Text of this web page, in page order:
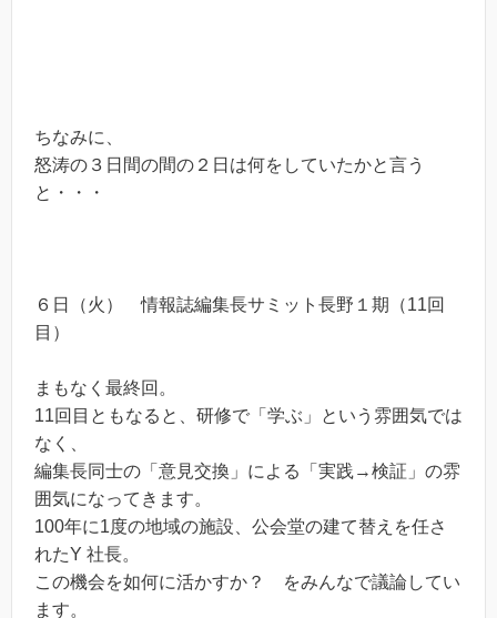
ちなみに、
怒涛の３日間の間の２日は何をしていたかと言う
と・・・
６日（火） 情報誌編集長サミット長野１期（11回
目）
まもなく最終回。
11回目ともなると、研修で「学ぶ」という雰囲気では
なく、
編集長同士の「意見交換」による「実践→検証」の雰
囲気になってきます。
100年に1度の地域の施設、公会堂の建て替えを任さ
れたY 社長。
この機会を如何に活かすか？ をみんなで議論してい
ます。